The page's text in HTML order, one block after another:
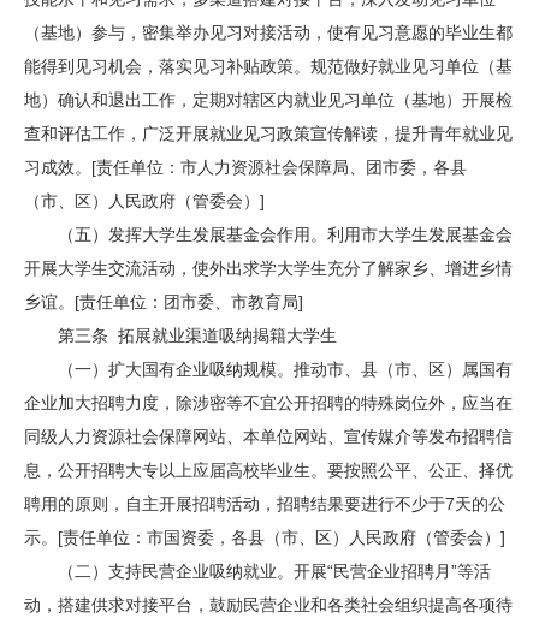
（基地）参与，密集举办见习对接活动，使有见习意愿的毕业生都
能得到见习机会，落实见习补贴政策。规范做好就业见习单位（基
地）确认和退出工作，定期对辖区内就业见习单位（基地）开展检
查和评估工作，广泛开展就业见习政策宣传解读，提升青年就业见
习成效。[责任单位：市人力资源社会保障局、团市委，各县
（市、区）人民政府（管委会）]
（五）发挥大学生发展基金会作用。利用市大学生发展基金会
开展大学生交流活动，使外出求学大学生充分了解家乡、增进乡情
乡谊。[责任单位：团市委、市教育局]
第三条 拓展就业渠道吸纳揭籍大学生
（一）扩大国有企业吸纳规模。推动市、县（市、区）属国有
企业加大招聘力度，除涉密等不宜公开招聘的特殊岗位外，应当在
同级人力资源社会保障网站、本单位网站、宣传媒介等发布招聘信
息，公开招聘大专以上应届高校毕业生。要按照公平、公正、择优
聘用的原则，自主开展招聘活动，招聘结果要进行不少于7天的公
示。[责任单位：市国资委，各县（市、区）人民政府（管委会）]
（二）支持民营企业吸纳就业。开展“民营企业招聘月”等活
动，搭建供求对接平台，鼓励民营企业和各类社会组织提高各项待